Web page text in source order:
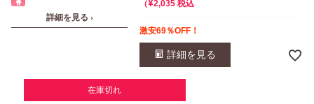
詳細を見る ›
¥2,035 税込
激安69％OFF！
詳細を見る
在庫切れ